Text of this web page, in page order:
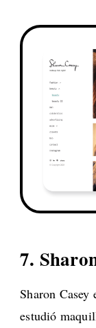
7.
Sharon
estudió